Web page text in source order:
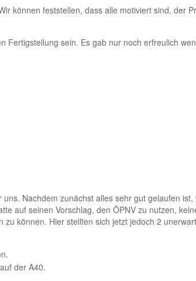
können feststellen, dass alle motiviert sind, der
Fertigstellung sein. Es gab nur noch erfreulich
Nachdem zu­nächst alles sehr gut gelaufen
auf seinen Vor­schlag, den ÖPNV zu nutzen,
können. Hier stell­ten sich jetzt jedoch 2
der A40.